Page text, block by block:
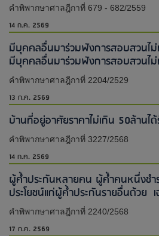
คำพิพากษาศาลฎีกาที่ 679 - 682/2559
14 ก.ค. 2569
มีบุคคลอื่นมาร่วมฟังการสอบสวนไม่
มีบุคคลอื่นมาร่วมฟังการสอบสวนไม่
คำพิพากษาศาลฎีกาที่ 2204/2529
13 ก.ค. 2569
บ้านที่อยู่อาศัยราคาไม่เกิน 50ล้านไ
คำพิพากษาศาลฎีกาที่ 3227/2568
14 ก.ค. 2569
ผู้ค้ำประกันหลายคน ผู้ค้ำคนหนึ่งชำ
ประโยชน์แก่ผู้ค้ำประกันรายอื่นด้วย
คำพิพากษาศาลฎีกาที่ 2240/2568
17 ก.ค. 2569